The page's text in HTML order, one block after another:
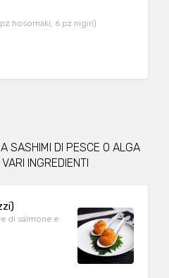
hosomaki, 6 pz nigiri)
SASHIMI DI PESCE O ALGA
INGREDIENTI
di salmone e